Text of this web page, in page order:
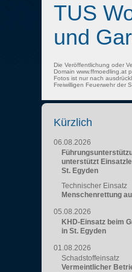
TUS
und
Die Veröffentlichung oder
Domain www.ffmoedling.at
Fotos ist nur nach
Freiwilligen Feuerwehr der
Kürzlich
06.08.2026
unterstützt
St. Egyden
Technischer Einsatz
Menschenrettung
05.08.2026
KHD-Einsatz beim
in St. Egyden
01.08.2026
Schadstoffeinsatz
Vermeintlicher